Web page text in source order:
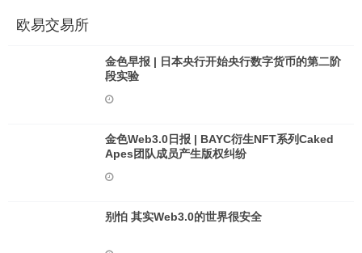
欧易交易所
金色早报 | 日本央行开始央行数字货币的第二阶
段实验
金色Web3.0日报 | BAYC衍生NFT系列Caked
Apes团队成员产生版权纠纷
别怕 其实Web3.0的世界很安全